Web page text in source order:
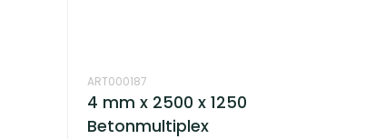
ART000187
4 mm x 2500 x 1250
Betonmultiplex